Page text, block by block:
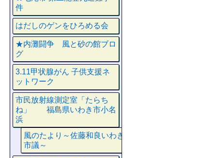
件
はだしのゲンをひろめる会
★内灘闘争 風と砂の館ブロ
グ
3.11甲状腺がん 子供支援ネ
ットワーク
市民放射線測定室「たらち
ね」 福島県いわき市小名
浜
風のたより～佐藤和良いわき
市議～